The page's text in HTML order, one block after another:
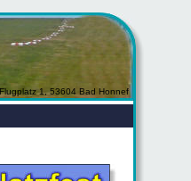
1, 53604 Bad Honnef